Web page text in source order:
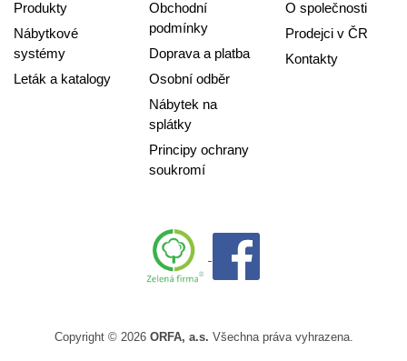
Produkty
Nábytkové
systémy
Leták a katalogy
Obchodní
podmínky
Doprava a platba
Osobní odběr
Nábytek na
splátky
Principy ochrany
soukromí
O společnosti
Prodejci v ČR
Kontakty
Copyright © 2026 ORFA, a.s. Všechna práva vyhrazena.